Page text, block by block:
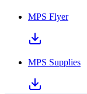
MPS Flyer
MPS Supplies